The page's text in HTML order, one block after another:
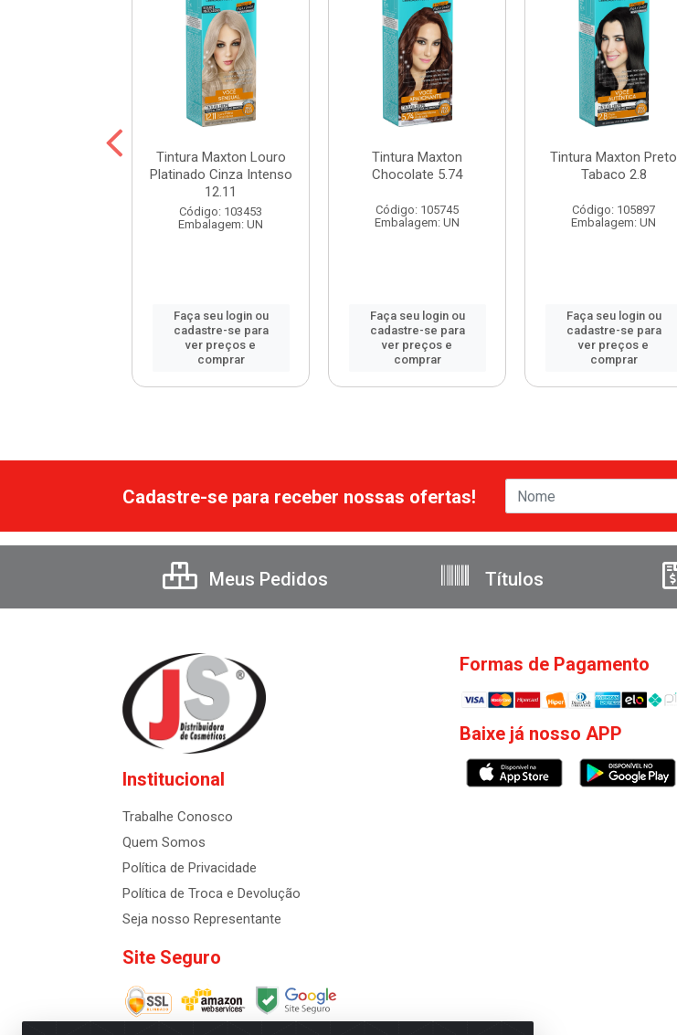
Tintura Maxton Louro
Platinado Cinza Intenso
12.11
Código: 103453
Embalagem: UN
Faça seu login ou
cadastre-se para
ver preços e
comprar
Tintura Maxton
Chocolate 5.74
Código: 105745
Embalagem: UN
Faça seu login ou
cadastre-se para
ver preços e
comprar
Tintura Maxton Preto
Tabaco 2.8
Código: 105897
Embalagem: UN
Faça seu login ou
cadastre-se para
ver preços e
comprar
Cadastre-se para receber nossas ofertas!
Meus Pedidos Títulos
Institucional
Trabalhe Conosco
Quem Somos
Política de Privacidade
Política de Troca e Devolução
Seja nosso Representante
Site Seguro
Formas de Pagamento
Baixe já nosso APP